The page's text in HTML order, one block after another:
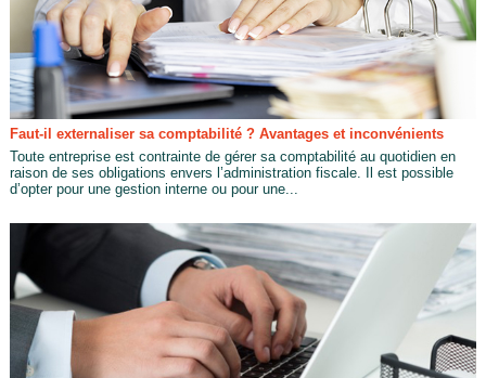
Faut-il externaliser sa comptabilité ? Avantages et inconvénients
Toute entreprise est contrainte de gérer sa comptabilité au quotidien en
raison de ses obligations envers l’administration fiscale. Il est possible
d’opter pour une gestion interne ou pour une...